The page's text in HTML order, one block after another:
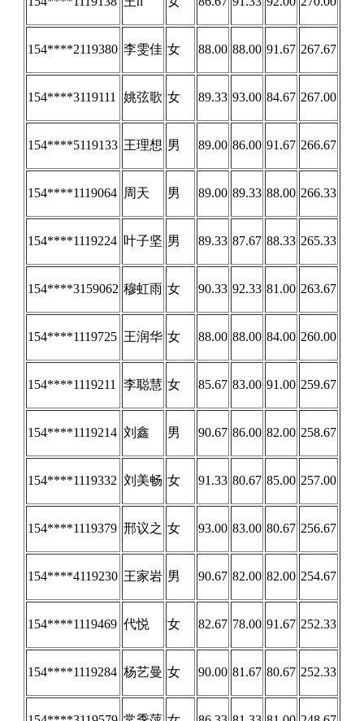
154****1119138 王h 女 86.67 91.33 92.00 270.00
154****2119380 李雯佳 女 88.00 88.00 91.67 267.67
154****3119111 姚弦歌 女 89.33 93.00 84.67 267.00
154****5119133 王理想 男 89.00 86.00 91.67 266.67
154****1119064 周天 男 89.00 89.33 88.00 266.33
154****1119224 叶子坚 男 89.33 87.67 88.33 265.33
154****3159062 穆虹雨 女 90.33 92.33 81.00 263.67
154****1119725 王润华 女 88.00 88.00 84.00 260.00
154****1119211 李聪慧 女 85.67 83.00 91.00 259.67
154****1119214 刘鑫 男 90.67 86.00 82.00 258.67
154****1119332 刘美畅 女 91.33 80.67 85.00 257.00
154****1119379 邢议之 女 93.00 83.00 80.67 256.67
154****4119230 王家岩 男 90.67 82.00 82.00 254.67
154****1119469 代悦 女 82.67 78.00 91.67 252.33
154****1119284 杨艺曼 女 90.00 81.67 80.67 252.33